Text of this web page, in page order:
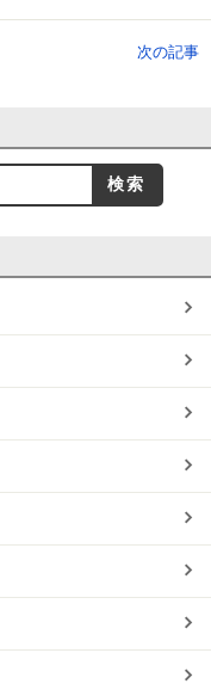
次の記事